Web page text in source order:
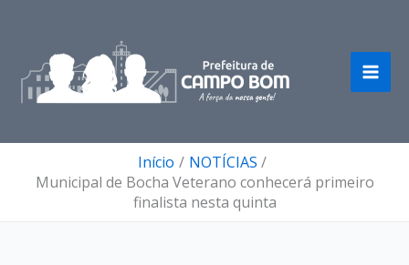
conteúdo
Início
NOTÍCIAS
Municipal de Bocha Veterano conhecerá primeiro
finalista nesta quinta